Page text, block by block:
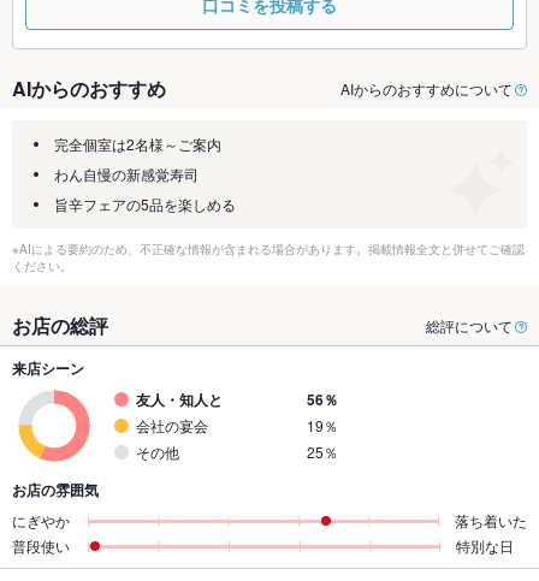
口コミを投稿する
AIからのおすすめ AIからのおすすめについて
完全個室は2名様～ご案内
わん自慢の新感覚寿司
旨辛フェアの5品を楽しめる
※AIによる要約のため、不正確な情報が含まれる場合があります。掲載情報全文と併せてご確認
ください。
お店の総評 総評について
来店シーン
友人・知人と
56％
会社の宴会
19％
その他
25％
お店の雰囲気
にぎやか
落ち着いた
普段使い
特別な日